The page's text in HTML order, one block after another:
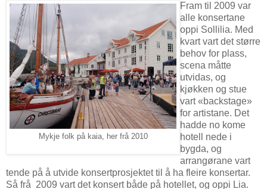
Mykje folk på kaia, her frå 2010
Fram til 2009 var
alle konsertane
oppi Sollilia. Med
kvart vart det større
behov for plass,
scena måtte
utvidas, og
kjøkken og stue
vart «backstage»
for artistane. Det
hadde no kome
hotell nede i
bygda, og
arrangørane vart
tende på å utvide konsertprosjektet til å ha fleire konsertar.
Så frå 2009 vart det konsert både på hotellet, og oppi Lia.